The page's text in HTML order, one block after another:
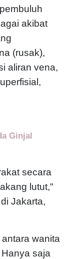
akibat
(rusak),
aliran vena,
Ginjal
secara
lutut,"
Jakarta,
wanita
saja